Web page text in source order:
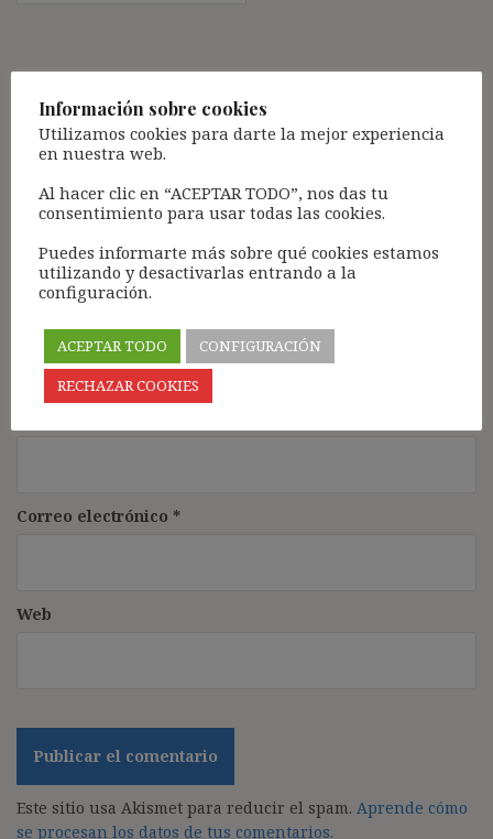
Deja una respuesta
Tu dirección de correo electrónico no será publicada.
campos obligatorios están marcados con*
Correo electrónico *
Web
Este sitio usa Akismet para reducir el spam. Aprende cómo
se procesan los datos de tus comentarios.
Información sobre cookies
Utilizamos cookies para darte la mejor experiencia
en nuestra web.
Al hacer clic en “ACEPTAR TODO”, nos das tu
consentimiento para usar todas las cookies.
Puedes informarte más sobre qué cookies estamos
utilizando y desactivarlas entrando a la
configuración.
ACEPTAR TODO
CONFIGURACIÓN
RECHAZAR COOKIES